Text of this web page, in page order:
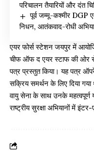
परिचालन तैयारियों और दंत
पूर्व जम्मू-कश्मीर DGP
निधन, आतंकवाद-रोधी
एयर फोर्स स्टेशन जयपुर में
चीफ ऑफ द एयर स्टाफ की ओर
पत्र प्रस्तुत किया। यह पत्र
सक्रिय समर्थन के लिए दिया
वायु सेना के साथ उनके महत्वपूर्ण
राष्ट्रीय सुरक्षा अभियानों में